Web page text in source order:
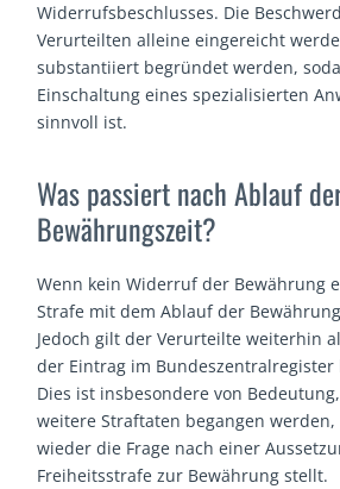
Widerrufsbeschlusses. Die
Verurteilten alleine eingereicht
substantiiert begründet werden,
Einschaltung eines spezialisierten
sinnvoll ist.
Was passiert nach Ablauf
Bewährungszeit?
Wenn kein Widerruf der Bewährung
Strafe mit dem Ablauf der
Jedoch gilt der Verurteilte weiterhin
der Eintrag im
Dies ist insbesondere von
weitere Straftaten begangen
wieder die Frage nach einer
Freiheitsstrafe zur Bewährung stellt.